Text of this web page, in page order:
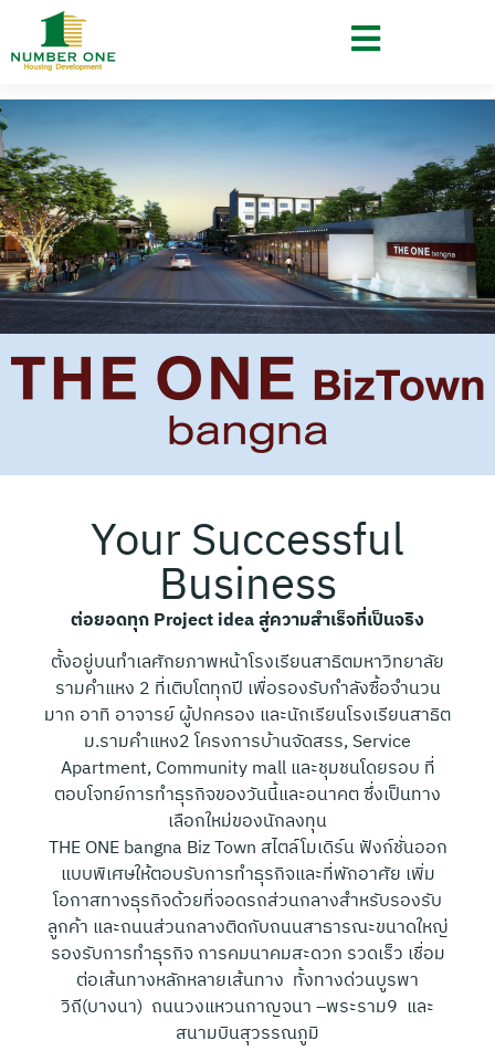
Your Successful
Business
ต่อยอดทุก Project idea สู่ความสำเร็จที่เป็นจริง
ตั้งอยู่บนทำเลศักยภาพหน้าโรงเรียนสาธิตมหาวิทยาลัย
รามคำแหง 2 ที่เติบโตทุกปี เพื่อรองรับกำลังซื้อจำนวน
มาก อาทิ อาจารย์ ผู้ปกครอง และนักเรียนโรงเรียนสาธิต
ม.รามคำแหง2 โครงการบ้านจัดสรร, Service
Apartment, Community mall และชุมชนโดยรอบ ที่
ตอบโจทย์การทำธุรกิจของวันนี้และอนาคต ซึ่งเป็นทาง
เลือกใหม่ของนักลงทุน
THE ONE bangna Biz Town สไตล์โมเดิร์น ฟังก์ชั่นออก
แบบพิเศษให้ตอบรับการทำธุรกิจและที่พักอาศัย เพิ่ม
โอกาสทางธุรกิจด้วยที่จอดรถส่วนกลางสำหรับรองรับ
ลูกค้า และถนนส่วนกลางติดกับถนนสาธารณะขนาดใหญ่
รองรับการทำธุรกิจ การคมนาคมสะดวก รวดเร็ว เชื่อม
ต่อเส้นทางหลักหลายเส้นทาง ทั้งทางด่วนบูรพา
วิถี(บางนา) ถนนวงแหวนกาญจนา –พระราม9 และ
สนามบินสุวรรณภูมิ